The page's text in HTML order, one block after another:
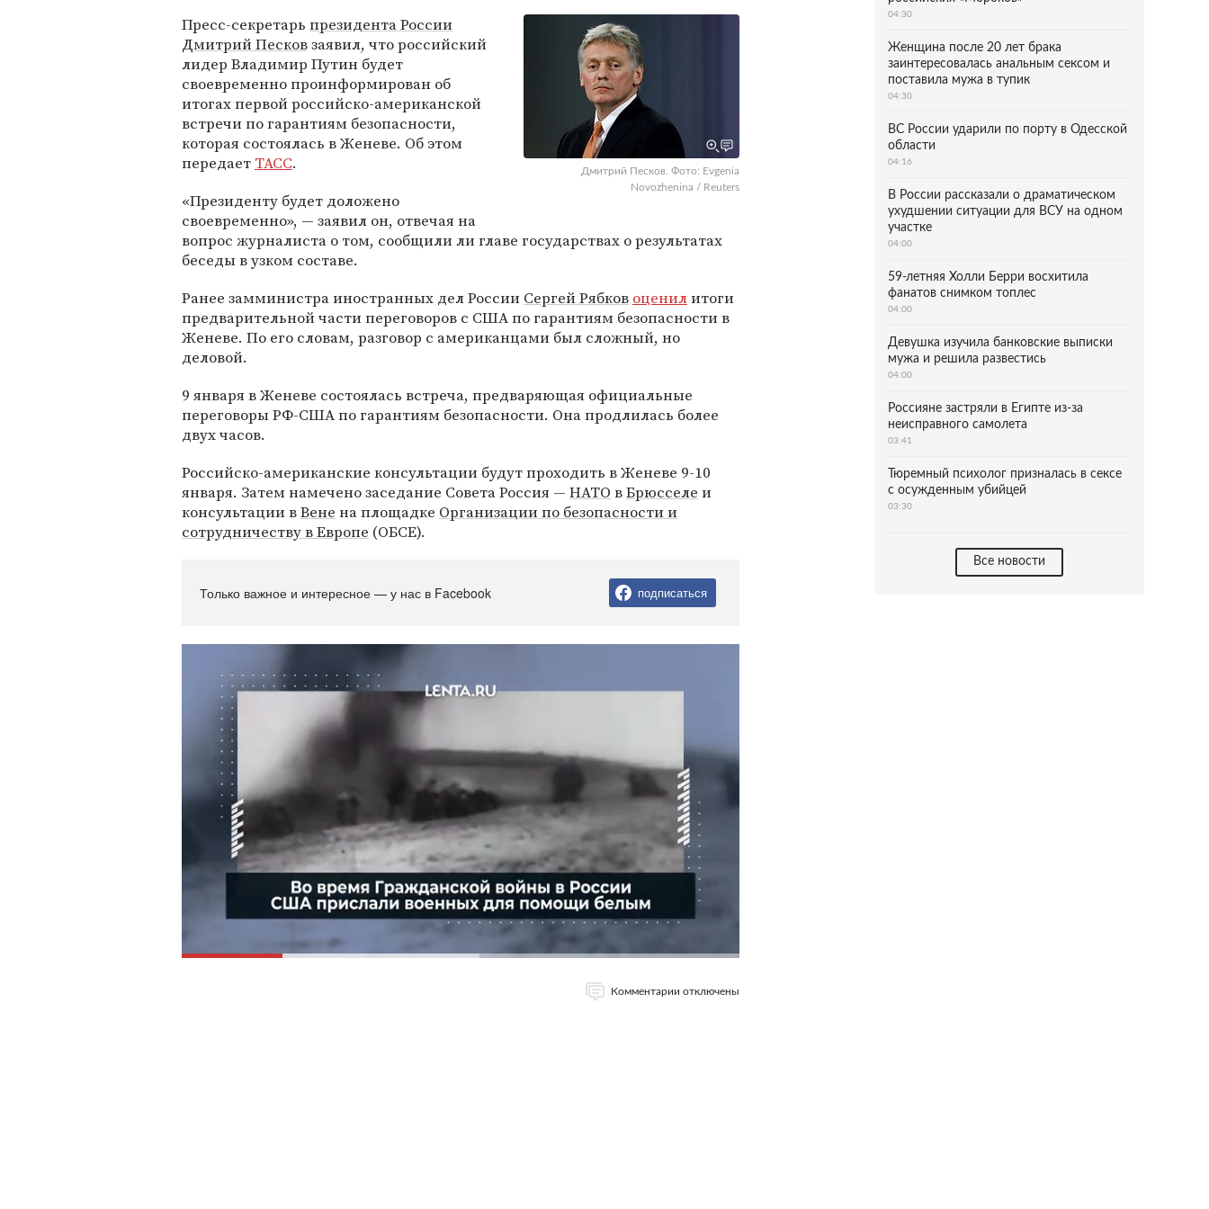
Дмитрий Песков. Фото: Evgenia
Novozhenina / Reuters
Пресс-секретарь президента России
Дмитрий Песковзаявил, что российский
лидер Владимир Путин будет
своевременно проинформирован об
итогах первой российско-американской
встречи по гарантиям безопасности,
которая состоялась в Женеве. Об этом
передает ТАСС.
«Президенту будет доложено
своевременно», — заявил он, отвечая на
вопрос журналиста о том, сообщили ли главе государствах о результатах
беседы в узком составе.
Ранее замминистра иностранных дел России Сергей Рябков оценилитоги
предварительной части переговоров с США по гарантиям безопасности в
Женеве. По его словам, разговор с американцами был сложный, но
деловой.
9 января в Женеве состоялась встреча, предваряющая официальные
переговоры РФ-США по гарантиям безопасности. Она продлилась более
двух часов.
Российско-американские консультации будут проходить в Женеве 9-10
января. Затем намечено заседание Совета Россия — НАТО вБрюсселе и
консультации вВене на площадке Организации по безопасности и
сотрудничеству в Европе (ОБСЕ).
Только важное и интересное — у нас в Facebook подписаться
Комментарии отключены
04:30
Женщина после 20 лет брака
заинтересовалась анальным сексом и
поставила мужа в тупик
04:30
ВС России ударили по порту в Одесской
области
04:16
В России рассказали о драматическом
ухудшении ситуации для ВСУ на одном
участке
04:00
59-летняя Холли Берри восхитила
фанатов снимком топлес
04:00
Девушка изучила банковские выписки
мужа и решила развестись
04:00
Россияне застряли в Египте из-за
неисправного самолета
03:41
Тюремный психолог призналась в сексе
с осужденным убийцей
03:30
Все новости